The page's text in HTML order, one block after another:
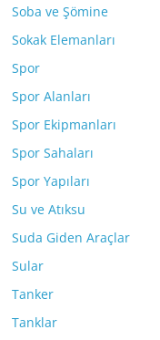
Soba ve Şömine
Sokak Elemanları
Spor
Spor Alanları
Spor Ekipmanları
Spor Sahaları
Spor Yapıları
Su ve Atıksu
Suda Giden Araçlar
Sular
Tanker
Tanklar